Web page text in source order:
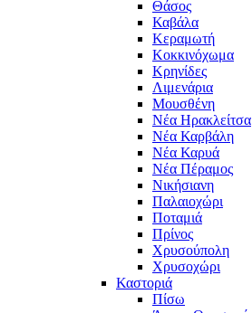
Θάσος
Καβάλα
Κεραμωτή
Κοκκινόχωμα
Κρηνίδες
Λιμενάρια
Μουσθένη
Νέα Ηρακλείτσα
Νέα Καρβάλη
Νέα Καρυά
Νέα Πέραμος
Νικήσιανη
Παλαιοχώρι
Ποταμιά
Πρίνος
Χρυσούπολη
Χρυσοχώρι
Καστοριά
Πίσω